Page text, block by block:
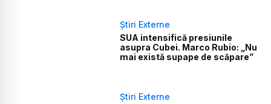
Știri Externe
SUA intensifică presiunile
asupra Cubei. Marco Rubio: „Nu
mai există supape de scăpare”
Știri Externe